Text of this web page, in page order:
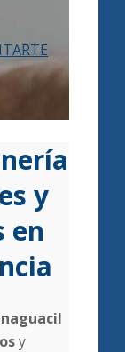
y
en
y